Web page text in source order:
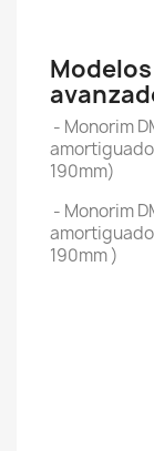
Modelos
- Monorim
190mm)
- Monorim
190mm )